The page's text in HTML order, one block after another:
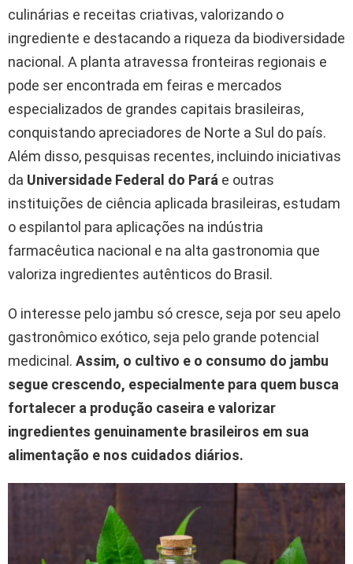
culinárias e receitas criativas, valorizando o
ingrediente e destacando a riqueza da biodiversidade
nacional. A planta atravessa fronteiras regionais e
pode ser encontrada em feiras e mercados
especializados de grandes capitais brasileiras,
conquistando apreciadores de Norte a Sul do país.
Além disso, pesquisas recentes, incluindo iniciativas
da Universidade Federal do Pará e outras
instituições de ciência aplicada brasileiras, estudam
o espilantol para aplicações na indústria
farmacêutica nacional e na alta gastronomia que
valoriza ingredientes autênticos do Brasil.
O interesse pelo jambu só cresce, seja por seu apelo
gastronômico exótico, seja pelo grande potencial
medicinal. Assim, o cultivo e o consumo do jambu
segue crescendo, especialmente para quem busca
fortalecer a produção caseira e valorizar
ingredientes genuinamente brasileiros em sua
alimentação e nos cuidados diários.